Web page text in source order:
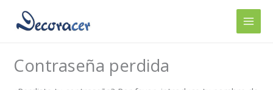
contenido
Contraseña perdida